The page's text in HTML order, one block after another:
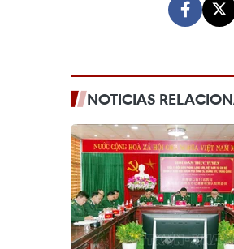
NOTICIAS